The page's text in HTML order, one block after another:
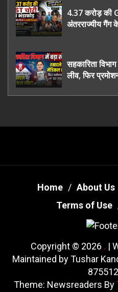
4.37 करोड़ की
अंतरराज्यीय गैंग
सहकारिता
लीव, फिर
Home About Us
Terms of Use
Copyright © 2026 . |
Maintained by Tushar
Theme: Newsreaders By